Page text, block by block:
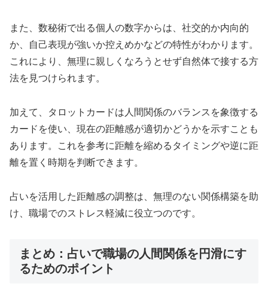
また、数秘術で出る個人の数字からは、社交的か内向的
か、自己表現が強いか控えめかなどの特性がわかります。
これにより、無理に親しくなろうとせず自然体で接する方
法を見つけられます。
加えて、タロットカードは人間関係のバランスを象徴する
カードを使い、現在の距離感が適切かどうかを示すことも
あります。これを参考に距離を縮めるタイミングや逆に距
離を置く時期を判断できます。
占いを活用した距離感の調整は、無理のない関係構築を助
け、職場でのストレス軽減に役立つのです。
まとめ：占いで職場の人間関係を円滑にす
るためのポイント